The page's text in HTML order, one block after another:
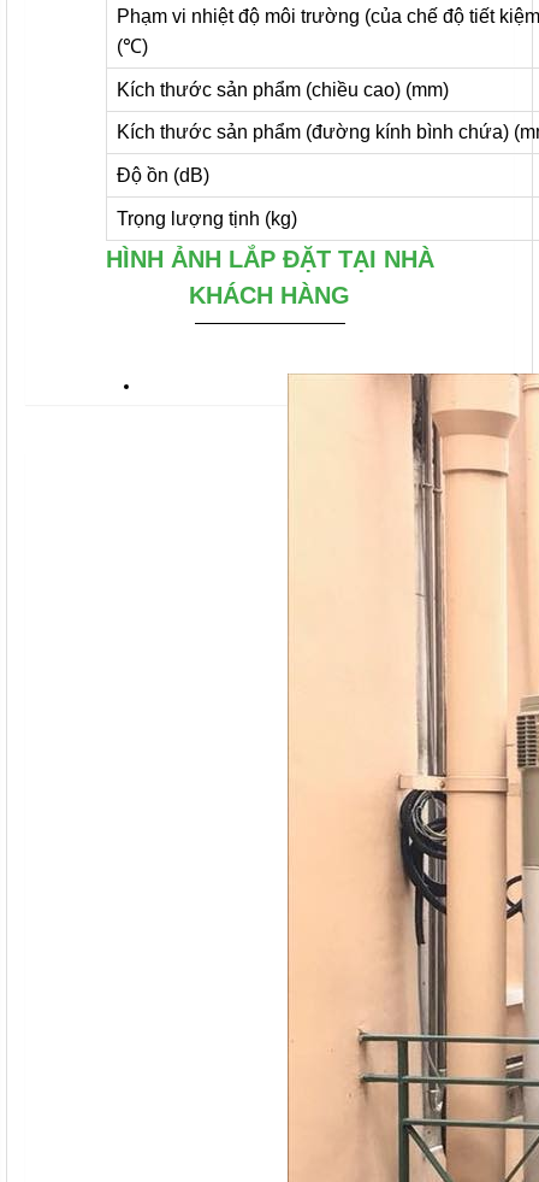
Phạm vi nhiệt độ môi trường (của chế độ tiết
(℃)
Kích thước sản phẩm (chiều cao) (mm)
Kích thước sản phẩm (đường kính bình chứa)
Độ ồn (dB)
Trọng lượng tịnh (kg)
HÌNH ẢNH LẮP ĐẶT TẠI NHÀ
KHÁCH HÀNG